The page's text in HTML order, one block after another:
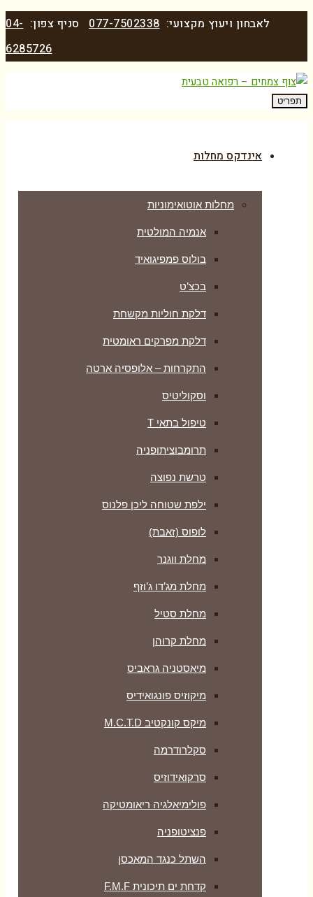
לאבחון ויעוץ מקצועי:077-7502338 סניף צפון:04-
6285726
תפריט
אינדקס מחלות
מחלות אוטואימוניות
אנמיה המולטית
בולוס פמפיגואיד
בכצ’ט
דלקת חוליות מקשחת
דלקת מפרקים ראומטית
התקרחות – אלופסיה ארטה
וסקוליטיס
טיפול בתאי T
תרומבוציתופניה
טרשת נפוצה
ילפת שטוחה ליכן פלנוס
לופוס (זאבת)
מחלת ווגנר
מחלת מג’דו ג’וזף
מחלת סטיל
מחלת קרוהן
מיאסטניה גראביס
מיקוזיס פונגואידיס
מיקס קונקטיב M.C.T.D
סקלרודרמה
סרקואידוזיס
פולימיאלגיה ריאומטיקה
‏פנציטופניה
השתל כנגד המאכסן
קדחת ים תיכונית F.M.F